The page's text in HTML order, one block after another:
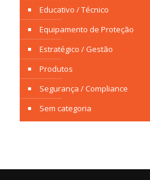
Educativo / Técnico
Equipamento de Proteção
Estratégico / Gestão
Produtos
Segurança / Compliance
Sem categoria